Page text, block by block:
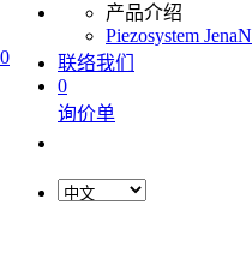
0
产品介绍
Piezosystem Jena
联络我们
0
询价单